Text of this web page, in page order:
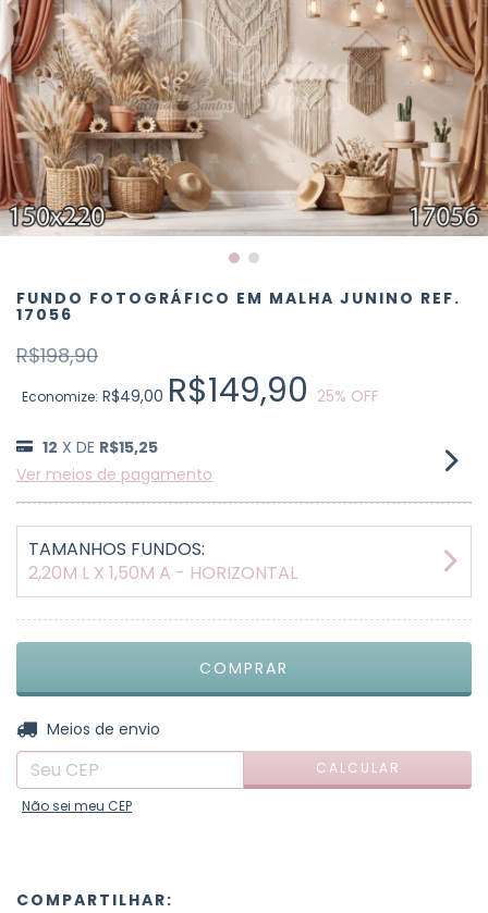
FUNDO FOTOGRÁFICO EM MALHA JUNINO REF.
17056
R$198,90
Economize: R$49,00 R$149,90 25% OFF
12 X DE R$15,25
Ver meios de pagamento
TAMANHOS FUNDOS:
2,20M L X 1,50M A - HORIZONTAL
Entregas para o CEP:
Meios de envio
CALCULAR
Não sei meu CEP
COMPARTILHAR: